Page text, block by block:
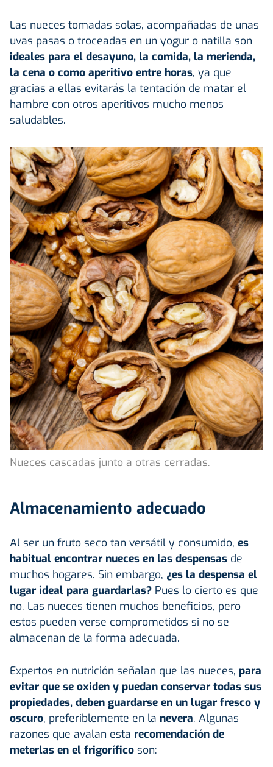
Las nueces tomadas solas, acompañadas de unas
uvas pasas o troceadas en un yogur o natilla son
ideales para el desayuno, la comida, la merienda,
la cena o como aperitivo entre horas, ya que
gracias a ellas evitarás la tentación de matar el
hambre con otros aperitivos mucho menos
saludables.
Nueces cascadas junto a otras cerradas.
Almacenamiento adecuado
Al ser un fruto seco tan versátil y consumido, es
habitual encontrar nueces en las despensas de
muchos hogares. Sin embargo, ¿es la despensa el
lugar ideal para guardarlas? Pues lo cierto es que
no. Las nueces tienen muchos beneficios, pero
estos pueden verse comprometidos si no se
almacenan de la forma adecuada.
Expertos en nutrición señalan que las nueces, para
evitar que se oxiden y puedan conservar todas sus
propiedades, deben guardarse en un lugar fresco y
oscuro, preferiblemente en la nevera. Algunas
razones que avalan esta recomendación de
meterlas en el frigorífico son: